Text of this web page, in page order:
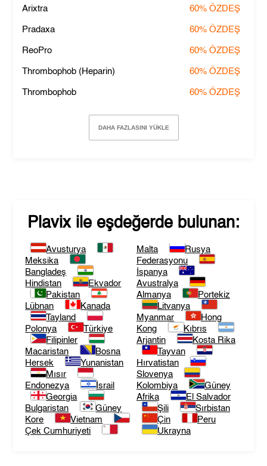
Arixtra 60% ÖZDEŞ
Pradaxa 60% ÖZDEŞ
ReoPro 60% ÖZDEŞ
Thrombophob (Heparin) 60% ÖZDEŞ
Thrombophob 60% ÖZDEŞ
DAHA FAZLASINI YÜKLE
Plavixile eşdeğerde bulunan:
Avusturya
Meksika
Bangladeş
Hindistan
Ekvador
Pakistan
Lübnan
Kanada
Tayland
Polonya
Türkiye
Filipinler
Macaristan
Bosna
Hersek
Yunanistan
Mısır
Endonezya
İsrail
Georgia
Bulgaristan
Güney
Kore
Vietnam
Çek Cumhuriyeti
Malta
Rusya
Federasyonu
İspanya
Avustralya
Almanya
Portekiz
Litvanya
Myanmar
Hong
Kong
Kıbrıs
Arjantin
Kosta Rika
Tayvan
Hırvatistan
Slovenya
Kolombiya
Güney
Afrika
El Salvador
Şili
Sırbistan
Çin
Peru
Ukrayna